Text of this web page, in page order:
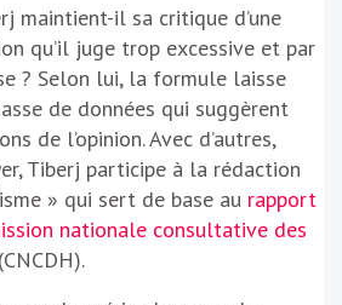
maintient-il sa critique d’une
qu’il juge trop excessive et par
? Selon lui, la formule laisse
de données qui suggèrent
de l’opinion. Avec d’autres,
Tiberj participe à la rédaction
» qui sert de base au rapport
nationale consultative des
(CNCDH).